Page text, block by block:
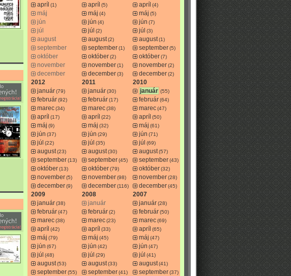
apríl (1)
máj
jún
júl
august
september
október
november
december
apríl (5)
máj (4)
jún (4)
júl (2)
august(2)
september(1)
október(2)
november(1)
december(3)
apríl (4)
máj (5)
jún (7)
júl (3)
august(1)
september(5)
október(7)
november(2)
december(2)
2012
január(79)
február(92)
marec(34)
apríl (17)
máj (9)
jún (37)
júl (22)
august(23)
september(13)
október(13)
november(5)
december(9)
2011
január(30)
február(17)
marec(38)
apríl (22)
máj (32)
jún (29)
júl (35)
august(30)
september(45)
október(79)
november(98)
december(116)
2010
január (55)
február(64)
marec(47)
apríl (50)
máj (61)
jún (71)
júl (69)
august(57)
september(43)
október(32)
november(28)
december(45)
2009
január(38)
február(47)
marec(38)
apríl (42)
máj (79)
jún (67)
júl (48)
august(53)
september(55)
2008
január
február(2)
marec(23)
apríl (33)
máj (45)
jún (42)
júl (29)
august(33)
september(41)
2007
január(28)
február(50)
marec(69)
apríl (65)
máj (47)
jún (47)
júl (41)
august(41)
september(37)